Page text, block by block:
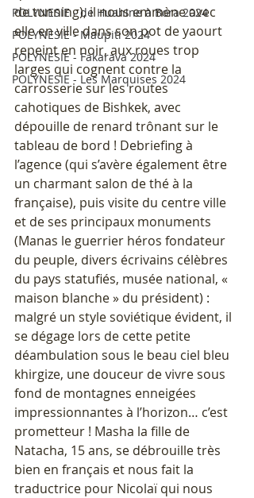
POLYNESIE - de Huahine à Bora 2024
POLYNESIE - Maupiti 2024
POLYNESIE - Fakarava 2024
POLYNESIE - Les Marquises 2024
de tunning), il nous emmène avec
elle en ville dans son pot de yaourt
repeint en noir, aux roues trop
larges qui cognent contre la
carrosserie sur les routes
cahotiques de Bishkek, avec
dépouille de renard trônant sur le
tableau de bord ! Debriefing à
l’agence (qui s’avère également être
un charmant salon de thé à la
française), puis visite du centre ville
et de ses principaux monuments
(Manas le guerrier héros fondateur
du peuple, divers écrivains célèbres
du pays statufiés, musée national, «
maison blanche » du président) :
malgré un style soviétique évident, il
se dégage lors de cette petite
déambulation sous le beau ciel bleu
khirgize, une douceur de vivre sous
fond de montagnes enneigées
impressionnantes à l’horizon… c’est
prometteur ! Masha la fille de
Natacha, 15 ans, se débrouille très
bien en français et nous fait la
traductrice pour Nicolaï qui nous